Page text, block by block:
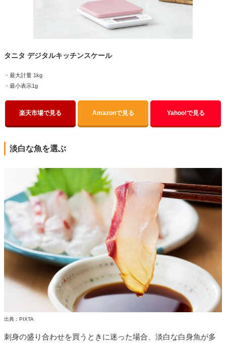
タニタ デジタルキッチンスケール
・最大計量 1kg
・最小表示1g
楽天市場で見る Amazonで見る Yahoo!で見る
淡白な魚を選ぶ
出典：PIXTA
刺身の盛り合わせを買うときに迷った場合、淡白な白身魚が多